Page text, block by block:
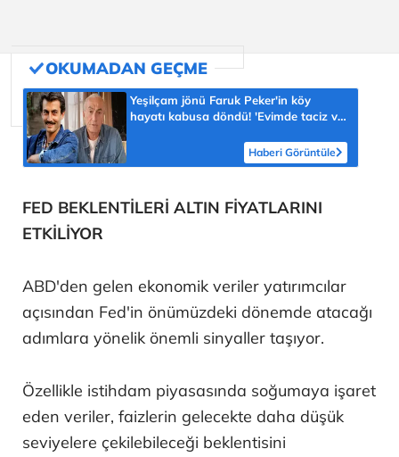
Yeşilçam jönü Faruk Peker'in köy
hayatı kabusa döndü! 'Evimde taciz ve
Haberi Görüntüle
FED BEKLENTİLERİ ALTIN FİYATLARINI
ETKİLİYOR
ABD'den gelen ekonomik veriler yatırımcılar
açısından Fed'in önümüzdeki dönemde atacağı
adımlara yönelik önemli sinyaller taşıyor.
Özellikle istihdam piyasasında soğumaya işaret
eden veriler, faizlerin gelecekte daha düşük
seviyelere çekilebileceği beklentisini